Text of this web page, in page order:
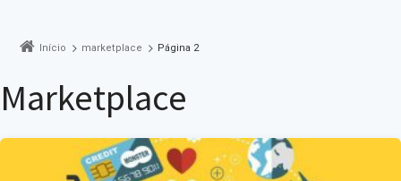
Início marketplace Página 2
marketplace